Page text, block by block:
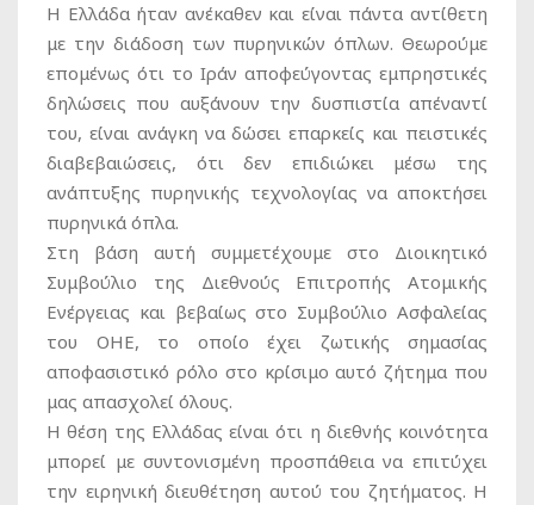
Η Ελλάδα ήταν ανέκαθεν και είναι πάντα αντίθετη
με την διάδοση των πυρηνικών όπλων. Θεωρούμε
επομένως ότι το Ιράν αποφεύγοντας εμπρηστικές
δηλώσεις που αυξάνουν την δυσπιστία απέναντί
του, είναι ανάγκη να δώσει επαρκείς και πειστικές
διαβεβαιώσεις, ότι δεν επιδιώκει μέσω της
ανάπτυξης πυρηνικής τεχνολογίας να αποκτήσει
πυρηνικά όπλα.
Στη βάση αυτή συμμετέχουμε στο Διοικητικό
Συμβούλιο της Διεθνούς Επιτροπής Ατομικής
Ενέργειας και βεβαίως στο Συμβούλιο Ασφαλείας
του ΟΗΕ, το οποίο έχει ζωτικής σημασίας
αποφασιστικό ρόλο στο κρίσιμο αυτό ζήτημα που
μας απασχολεί όλους.
Η θέση της Ελλάδας είναι ότι η διεθνής κοινότητα
μπορεί με συντονισμένη προσπάθεια να επιτύχει
την ειρηνική διευθέτηση αυτού του ζητήματος. Η